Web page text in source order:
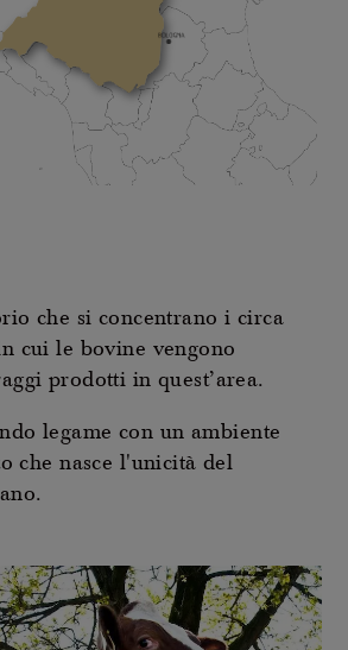
che si concentrano i circa
cui le bovine vengono
prodotti in quest’area.
legame con un ambiente
che nasce l'unicità del